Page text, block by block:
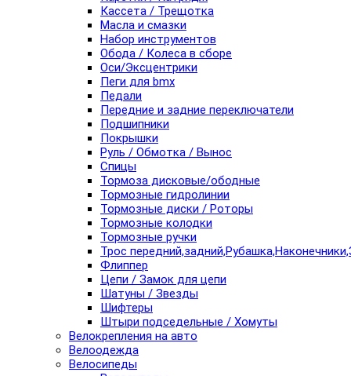
Кассета / Трещотка
Масла и смазки
Набор инструментов
Обода / Колеса в сборе
Оси/Эксцентрики
Пеги для bmx
Педали
Передние и задние переключатели
Подшипники
Покрышки
Руль / Обмотка / Вынос
Спицы
Тормоза дисковые/ободные
Тормозные гидролинии
Тормозные диски / Роторы
Тормозные колодки
Тормозные ручки
Трос
Флиппер
Цепи / Замок для цепи
Шатуны / Звезды
Шифтеры
Штыри подседельные / Хомуты
Велокрепления на авто
Велоодежда
Велосипеды